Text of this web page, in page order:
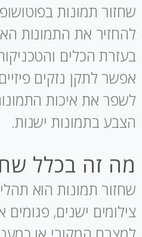
שחזור תמונות
להחזיר את התמונות
בעזרת הכלים
אפשר לתקן נזקים
לשפר את איכות
הצבע בתמונות ישנות.
מה זה בכלל
שחזור תמונות הוא
צילומים ישנים, פגומים